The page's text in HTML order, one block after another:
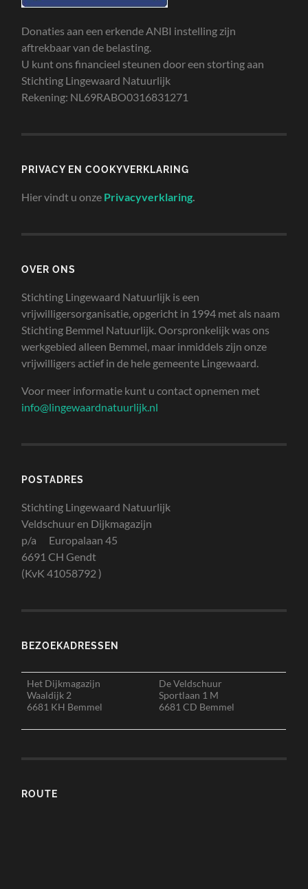
Donaties aan een erkende ANBI instelling zijn
aftrekbaar van de belasting.
U kunt ons financieel steunen door een storting aan
Stichting Lingewaard Natuurlijk
Rekening: NL69RABO0316831271
PRIVACY EN COOKYVERKLARING
Hier vindt u onze Privacyverklaring.
OVER ONS
Stichting Lingewaard Natuurlijk is een
vrijwilligersorganisatie, opgericht in 1994 met als naam
Stichting Bemmel Natuurlijk. Oorspronkelijk was ons
werkgebied alleen Bemmel, maar inmiddels zijn onze
vrijwilligers actief in de hele gemeente Lingewaard.
Voor meer informatie kunt u contact opnemen met
info@lingewaardnatuurlijk.nl
POSTADRES
Stichting Lingewaard Natuurlijk
Veldschuur en Dijkmagazijn
p/a Europalaan 45
6691 CH Gendt
(KvK 41058792 )
BEZOEKADRESSEN
Het Dijkmagazijn
Waaldijk 2
6681 KH Bemmel
De Veldschuur
Sportlaan 1 M
6681 CD Bemmel
ROUTE